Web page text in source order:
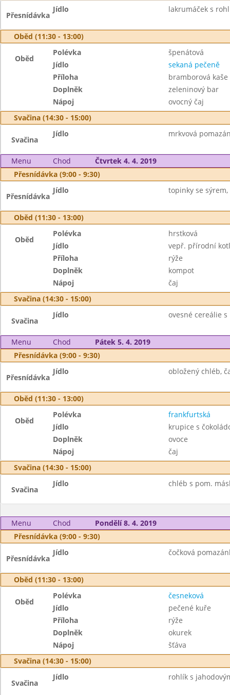
Přesnídávka
Jídlo lakrumáček s
Oběd (11:30 - 13:00)
Oběd
Polévka
špenátová
Jídlo
sekaná pečeně
Příloha
bramborová
Doplněk
zeleninový bar
Nápoj
ovocný čaj
Svačina (14:30 - 15:00)
Svačina
Jídlo mrkvová
Menu Chod
Čtvrtek 4. 4. 2019
Přesnídávka (9:00 - 9:30)
Přesnídávka
Jídlo topinky se sýrem,
Oběd (11:30 - 13:00)
Oběd
Polévka
hrstková
Jídlo
vepř. přírodní
Příloha
rýže
Doplněk
kompot
Nápoj
čaj
Svačina (14:30 - 15:00)
Svačina
Jídlo ovesné cereálie s
Menu Chod
Pátek 5. 4. 2019
Přesnídávka (9:00 - 9:30)
Přesnídávka
Jídlo obložený chléb,
Oběd (11:30 - 13:00)
Oběd
Polévka
frankfurtská
Jídlo
krupice s
Doplněk
ovoce
Nápoj
čaj
Svačina (14:30 - 15:00)
Svačina
Jídlo chléb s pom.
Menu Chod
Pondělí 8. 4. 2019
Přesnídávka (9:00 - 9:30)
Přesnídávka
Jídlo čočková
Oběd (11:30 - 13:00)
Oběd
Polévka
česneková
Jídlo
pečené kuře
Příloha
rýže
Doplněk
okurek
Nápoj
šťáva
Svačina (14:30 - 15:00)
Svačina
Jídlo rohlík s